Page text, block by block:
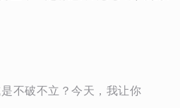
不破不立？今天，我让你